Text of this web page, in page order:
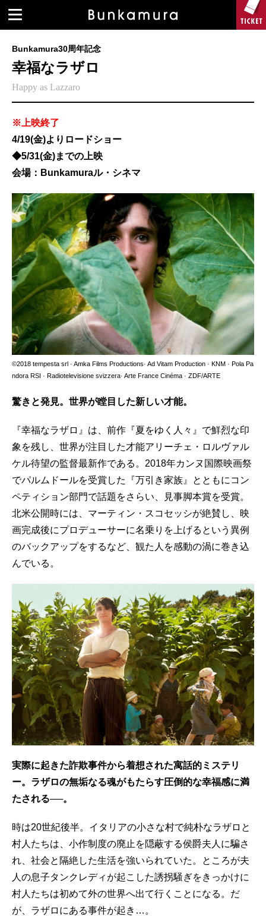
Bunkamura30周年記念
幸福なラザロ
Happy as Lazzaro
※上映終了
4/19(金)よりロードショー
◆5/31(金)までの上映
会場：Bunkamuraル・シネマ
©2018 tempesta srl · Amka Films Productions· Ad Vitam Production · KNM · Pola Pa
ndora RSI · Radiotelevisione svizzera· Arte France Cinéma · ZDF/ARTE
驚きと発見。世界が瞠目した新しい才能。
『幸福なラザロ』は、前作『夏をゆく人々』で鮮烈な印
象を残し、世界が注目した才能アリーチェ・ロルヴァル
ケル待望の監督最新作である。2018年カンヌ国際映画祭
でパルムドールを受賞した『万引き家族』とともにコン
ペティション部門で話題をさらい、見事脚本賞を受賞。
北米公開時には、マーティン・スコセッシが絶賛し、映
画完成後にプロデューサーに名乗りを上げるという異例
のバックアップをするなど、観た人を感動の渦に巻き込
んでいる。
実際に起きた詐欺事件から着想された寓話的ミステリ
ー。ラザロの無垢なる魂がもたらす圧倒的な幸福感に満
たされる──。
時は20世紀後半。イタリアの小さな村で純朴なラザロと
村人たちは、小作制度の廃止を隠蔽する侯爵夫人に騙さ
れ、社会と隔絶した生活を強いられていた。ところが夫
人の息子タンクレディが起こした誘拐騒ぎをきっかけに
村人たちは初めて外の世界へ出て行くことになる。だ
が、ラザロにある事件が起き…。